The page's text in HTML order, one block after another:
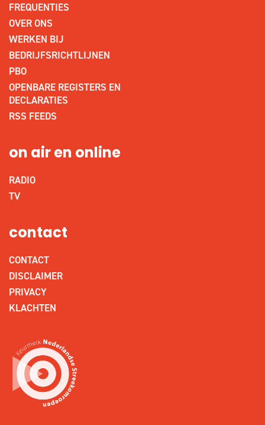
FREQUENTIES
OVER ONS
WERKEN BIJ
BEDRIJFSRICHTLIJNEN
PBO
OPENBARE REGISTERS EN
DECLARATIES
RSS FEEDS
on air en online
RADIO
TV
contact
CONTACT
DISCLAIMER
PRIVACY
KLACHTEN